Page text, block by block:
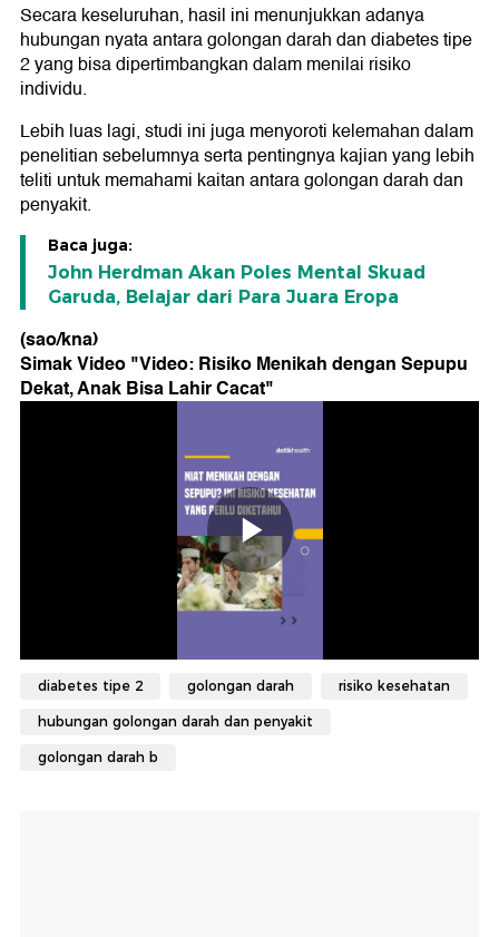
Secara keseluruhan, hasil ini menunjukkan adanya
hubungan nyata antara golongan darah dan diabetes tipe
2 yang bisa dipertimbangkan dalam menilai risiko
individu.
Lebih luas lagi, studi ini juga menyoroti kelemahan dalam
penelitian sebelumnya serta pentingnya kajian yang lebih
teliti untuk memahami kaitan antara golongan darah dan
penyakit.
Baca juga:
John Herdman Akan Poles Mental Skuad
Garuda, Belajar dari Para Juara Eropa
(sao/kna)
Simak Video "Video: Risiko Menikah dengan Sepupu
Dekat, Anak Bisa Lahir Cacat"
diabetes tipe 2 golongan darah risiko kesehatan
hubungan golongan darah dan penyakit
golongan darah b